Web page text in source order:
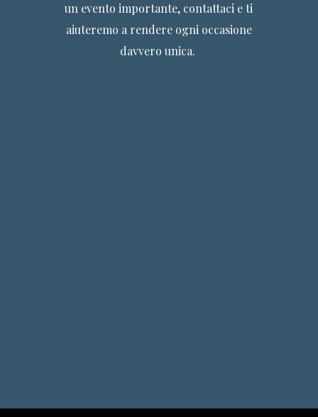
un evento importante, contattaci e ti
aiuteremo a rendere ogni occasione
davvero unica.